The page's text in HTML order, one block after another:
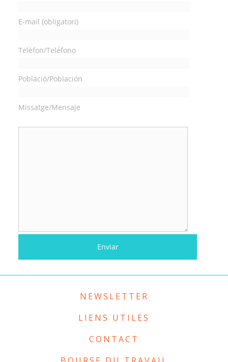
E-mail (obligatori)
Telèfon/Teléfono
Població/Población
Missatge/Mensaje
NEWSLETTER
LIENS UTILES
CONTACT